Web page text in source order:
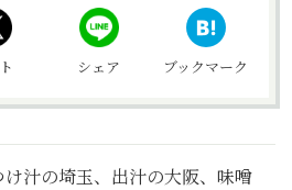
シェア ブックマーク
汁の埼玉、出汁の大阪、味噌